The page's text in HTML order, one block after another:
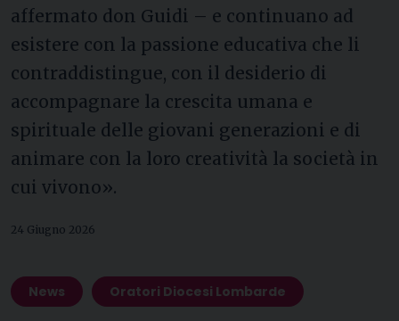
affermato don Guidi – e continuano ad
esistere con la passione educativa che li
contraddistingue, con il desiderio di
accompagnare la crescita umana e
spirituale delle giovani generazioni e di
animare con la loro creatività la società in
cui vivono».
24 Giugno 2026
News Oratori Diocesi Lombarde